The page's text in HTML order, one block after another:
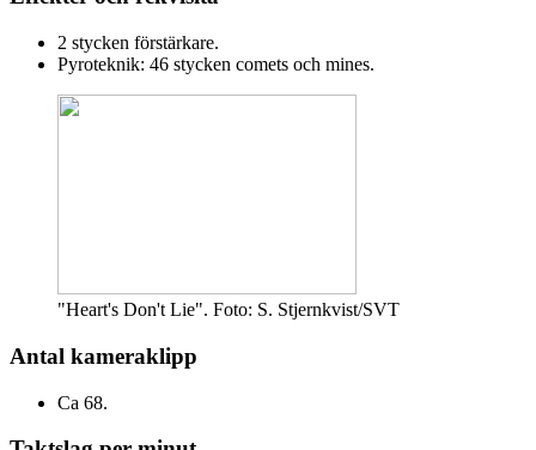
2 stycken förstärkare.
Pyroteknik: 46 stycken comets och mines.
"Heart's Don't Lie". Foto: S. Stjernkvist/SVT
Antal kameraklipp
Ca 68.